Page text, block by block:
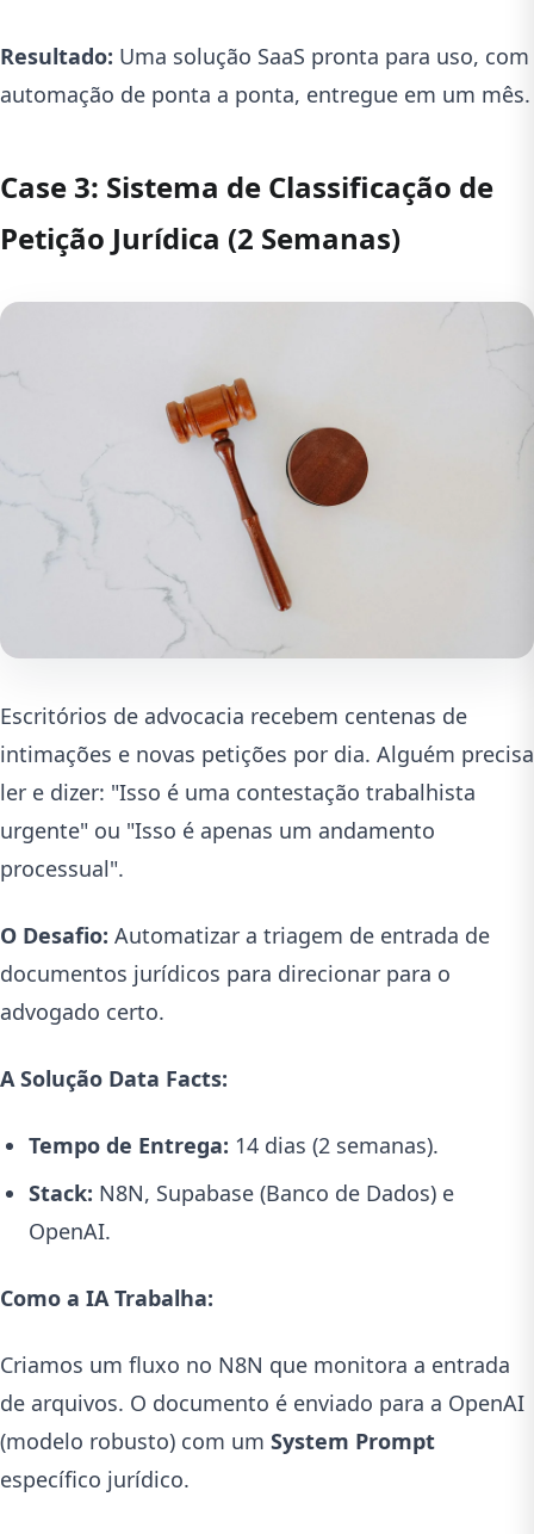
Resultado: Uma solução SaaS pronta para uso, com
automação de ponta a ponta, entregue em um mês.
Case 3: Sistema de Classificação de
Petição Jurídica (2 Semanas)
Escritórios de advocacia recebem centenas de
intimações e novas petições por dia. Alguém precisa
ler e dizer: "Isso é uma contestação trabalhista
urgente" ou "Isso é apenas um andamento
processual".
O Desafio: Automatizar a triagem de entrada de
documentos jurídicos para direcionar para o
advogado certo.
A Solução Data Facts:
Tempo de Entrega: 14 dias (2 semanas).
Stack: N8N, Supabase (Banco de Dados) e
OpenAI.
Como a IA Trabalha:
Criamos um fluxo no N8N que monitora a entrada
de arquivos. O documento é enviado para a OpenAI
(modelo robusto) com um System Prompt
específico jurídico.